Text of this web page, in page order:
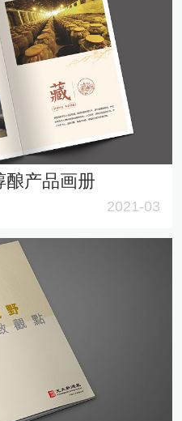
酿产品画册
2021-03